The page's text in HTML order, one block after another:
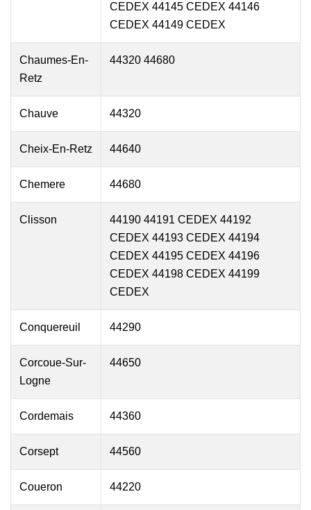
CEDEX 44145 CEDEX 44146
CEDEX 44149 CEDEX
Chaumes-En-
Retz
44320 44680
Chauve 44320
Cheix-En-Retz 44640
Chemere 44680
Clisson
44190 44191 CEDEX 44192
CEDEX 44193 CEDEX 44194
CEDEX 44195 CEDEX 44196
CEDEX 44198 CEDEX 44199
CEDEX
Conquereuil 44290
Corcoue-Sur-
Logne
44650
Cordemais 44360
Corsept 44560
Coueron 44220